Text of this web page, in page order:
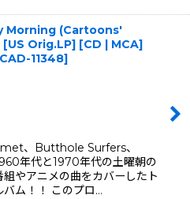
Morning (Cartoons'
Orig.LP] [CD | MCA]
11348]
、Butthole Surfers、
年代と1970年代の土曜朝の
やアニメの曲をカバーしたト
バム！！ このプロ…